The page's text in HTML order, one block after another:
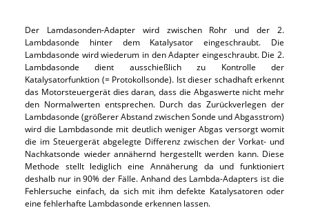
Der Lamdasonden-Adapter wird zwischen Rohr und der 2.
Lambdasonde hinter dem Katalysator eingeschraubt. Die
Lambdasonde wird wiederum in den Adapter eingeschraubt. Die 2.
Lambdasonde dient ausschießlich zu Kontrolle der
Katalysatorfunktion (= Protokollsonde). Ist dieser schadhaft erkennt
das Motorsteuergerät dies daran, dass die Abgaswerte nicht mehr
den Normalwerten entsprechen. Durch das Zurückverlegen der
Lambdasonde (größerer Abstand zwischen Sonde und Abgasstrom)
wird die Lambdasonde mit deutlich weniger Abgas versorgt womit
die im Steuergerät abgelegte Differenz zwischen der Vorkat- und
Nachkatsonde wieder annähernd hergestellt werden kann. Diese
Methode stellt lediglich eine Annäherung da und funktioniert
deshalb nur in 90% der Fälle. Anhand des Lambda-Adapters ist die
Fehlersuche einfach, da sich mit ihm defekte Katalysatoren oder
eine fehlerhafte Lambdasonde erkennen lassen.